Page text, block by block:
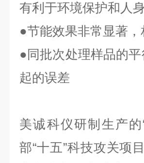
有利于环境保护和人
●节能效果非常显著
● 同批次处理样品的
起的误差
美诚科仪研制生产
部“十五”科技攻关项